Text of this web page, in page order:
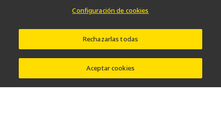
Microscopía industrial y metrología
Sistemas de litografía semiconductores
Sistemas de litografía FPD
Configuración de cookies
Rechazarlas todas
Aceptar cookies